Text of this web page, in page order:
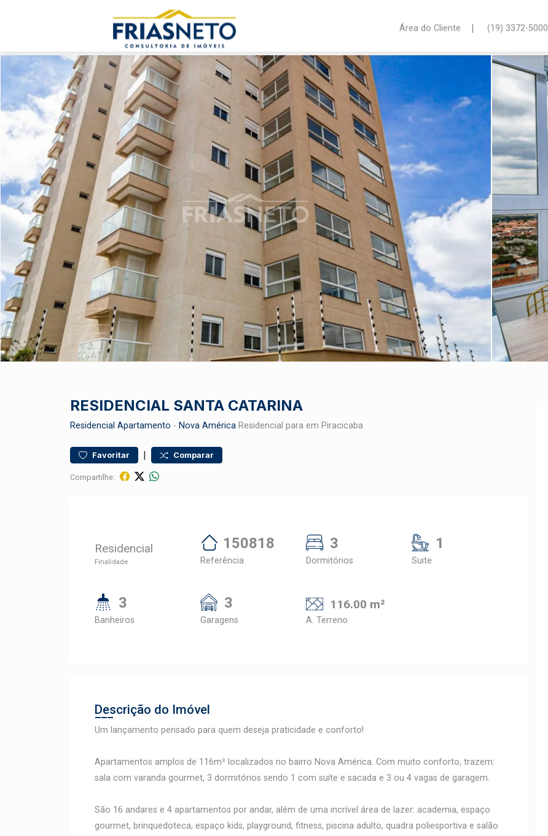
Área do Cliente | (19) 3372-5000
RESIDENCIAL SANTA CATARINA
Residencial Apartamento - Nova América Residencial para em Piracicaba
Favoritar | Comparar
Compartilhe:
Residencial
Finalidade
150818
Referência
3
Dormitórios
1
Suite
3
Banheiros
3
Garagens
116.00 m²
A. Terreno
Descrição do Imóvel
Um lançamento pensado para quem deseja praticidade e conforto!
Apartamentos amplos de 116m² localizados no bairro Nova América. Com muito conforto, trazem:
sala com varanda gourmet, 3 dormitórios sendo 1 com suíte e sacada e 3 ou 4 vagas de garagem.
São 16 andares e 4 apartamentos por andar, além de uma incrível área de lazer: academia, espaço
gourmet, brinquedoteca, espaço kids, playground, fitness, piscina adulto, quadra poliesportiva e salão